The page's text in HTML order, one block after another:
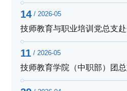
14 / 2026-05
11 / 2026-05